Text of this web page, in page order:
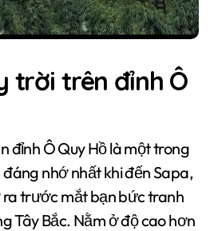
trời trên đỉnh Ô
đỉnh Ô Quy Hồ là một trong
nhớ nhất khi đến Sapa,
ra trước mắt bạn bức tranh
Tây Bắc. Nằm ở độ cao hơn